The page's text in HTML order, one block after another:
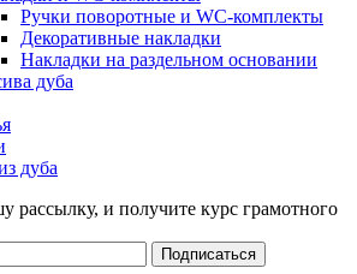
Ручки поворотные и WC-комплекты
Декоративные накладки
Накладки на раздельном основании
дуба
дуба
рассылку, и получите курс грамотного